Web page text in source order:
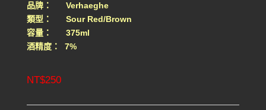
品牌： Verhaeghe
類型： Sour Red/Brown
容量： 375ml
酒精度： 7%
NT$250